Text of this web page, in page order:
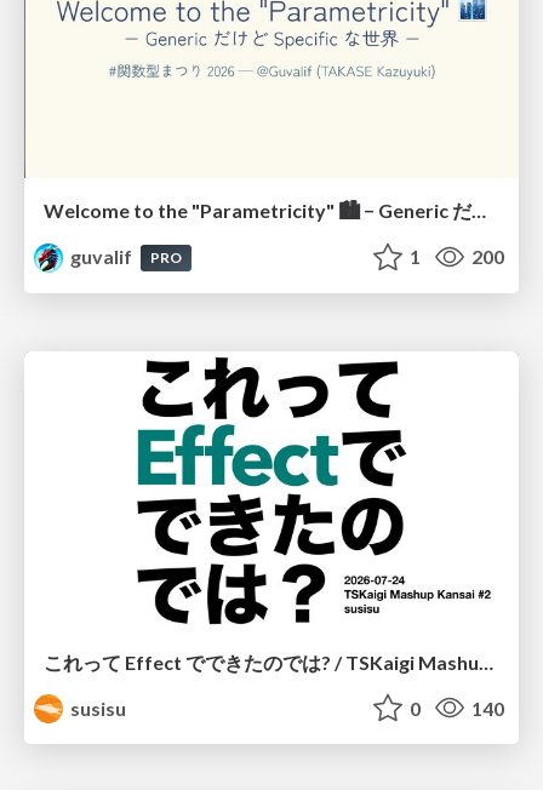
Welcome to the "Parametricity" 🏙️ − Generic だけど Specific な世界 −
guvalif
PRO 1 200
susisu
0 140